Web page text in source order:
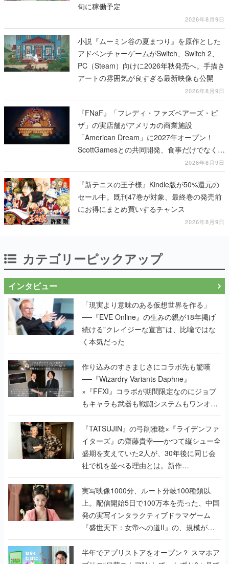
旬に稼働予定
2026年8月9日
小説『ムーミン谷の夏まつり』を原作とした
アドベンチャーゲームがSwitch、Switch 2、
PC（Steam）向けに2026年秋発売へ。手描き
アートの雰囲気が良すぎる最新映像も公開
2026年8月9日
『FNaF』「フレディ・ファズベアーズ・ピ
ザ」の実店舗がアメリカの商業施設
「American Dream」に2027年オープン！
ScottGamesとの共同開発、食事だけでなくス
テージショーや没入型のホラー体験も楽しめ
る
2026年8月9日
『新テニスの王子様』Kindle版が50%還元の
セール中。既刊47巻が対象、最終巻の発売前
にお得にまとめ買いするチャンス
2026年8月9日
カテゴリーピックアップ
インタビュー
「現実より意味のある仮想世界を作る」
──『EVE Online』の生みの親が18年掲げ
続ける”クレイジーな宣言”は、比喩ではな
く本気だった
作り込みのすさまじさにコラボ先も驚嘆
──『Wizardry Variants Daphne』
×『FFXI』コラボが期間限定なのにジョブ
もキャラも武器も戦闘システムもワンオフ
で作り込まれた理由を両ディレクターに聞
く
『TATSUJIN』の弓削雅稔×『ライデンファ
イターズ』の齋藤貴幸──かつて縦シュー全
盛期を支えていた2人が、30年後に同じ会
社で机を並べる理由とは。新作
『TATSUJIN EXTREME』で初タッグを組
んだレジェンド2人に訊く開発秘話
実写映像1000分、ルート分岐100種類以
上。配信開始5日で100万本を売った、中国
発の実写インタラクティブドラマゲーム
『盛世天下：女帝への道II』の、規模が違
うこだわりをプロデューサーに聞いた
半年でアプリストアをオープン？ スマホア